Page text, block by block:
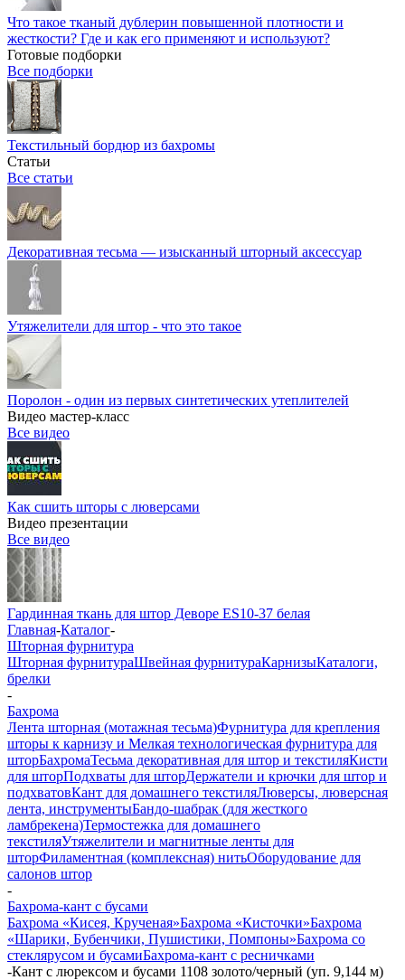
Что такое тканый дублерин повышенной плотности и
жесткости? Где и как его применяют и используют?
Готовые подборки
Все подборки
Текстильный бордюр из бахромы
Статьи
Все статьи
Декоративная тесьма — изысканный шторный аксессуар
Утяжелители для штор - что это такое
Поролон - один из первых синтетических утеплителей
Видео мастер-класс
Все видео
Как сшить шторы с люверсами
Видео презентации
Все видео
Гардинная ткань для штор Деворе ES10-37 белая
Главная-Каталог-
Шторная фурнитура
Шторная фурнитураШвейная фурнитураКарнизыКаталоги,
брелки
-
Бахрома
Лента шторная (мотажная тесьма)Фурнитура для крепления
шторы к карнизу и Мелкая технологическая фурнитура для
шторБахромаТесьма декоративная для штор и текстиляКисти
для шторПодхваты для шторДержатели и крючки для штор и
подхватовКант для домашнего текстиляЛюверсы, люверсная
лента, инструментыБандо-шабрак (для жесткого
ламбрекена)Термостежка для домашнего
текстиляУтяжелители и магнитные ленты для
шторФиламентная (комплексная) нитьОборудование для
салонов штор
-
Бахрома-кант с бусами
Бахрома «Кисея, Крученая»Бахрома «Кисточки»Бахрома
«Шарики, Бубенчики, Пушистики, Помпоны»Бахрома со
стеклярусом и бусамиБахрома-кант с ресничками
-Кант с люрексом и бусами 1108 золото/черный (уп. 9,144 м)